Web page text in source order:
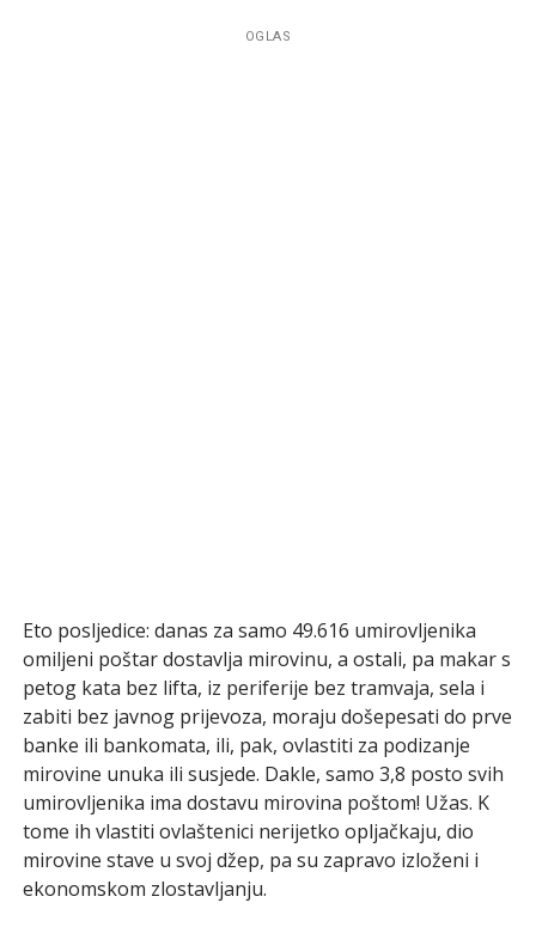
OGLAS
Eto posljedice: danas za samo 49.616 umirovljenika
omiljeni poštar dostavlja mirovinu, a ostali, pa makar s
petog kata bez lifta, iz periferije bez tramvaja, sela i
zabiti bez javnog prijevoza, moraju došepesati do prve
banke ili bankomata, ili, pak, ovlastiti za podizanje
mirovine unuka ili susjede. Dakle, samo 3,8 posto svih
umirovljenika ima dostavu mirovina poštom! Užas. K
tome ih vlastiti ovlaštenici nerijetko opljačkaju, dio
mirovine stave u svoj džep, pa su zapravo izloženi i
ekonomskom zlostavljanju.